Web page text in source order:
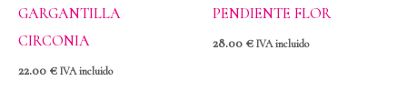
GARGANTILLA
CIRCONIA
22.00 € IVA incluido
PENDIENTE FLOR
28.00 € IVA incluido